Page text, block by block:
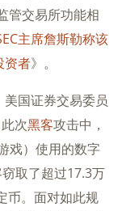
管交易所功能相
主席詹斯勒称该
资者》。
国证券交易委员
次黑客攻击中，
戏）使用的数字
取了超过17.3万
币。面对如此规